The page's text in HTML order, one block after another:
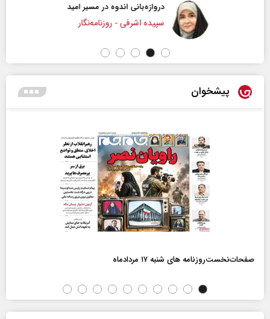
دروازه‌بانی اندوه در مسیر امید
سپیده اشرفی - روزنامه‌نگار
پیشخوان
صفحات‌نخست‌روزنامه ها‌ی شنبه ۱۷ مردادماه